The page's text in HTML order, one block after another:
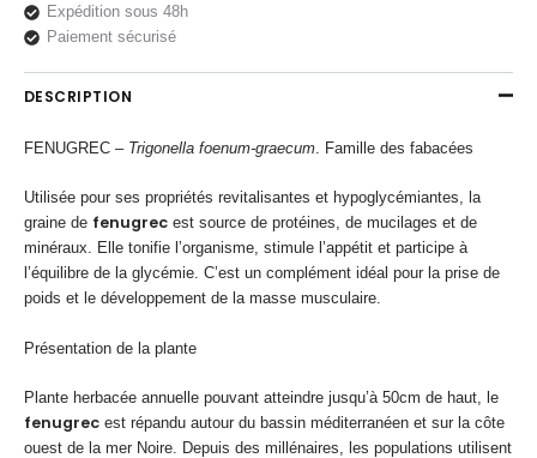
glycémie
chiens
Expédition sous 48h
Paiement sécurisé
DESCRIPTION
FENUGREC – Trigonella foenum-graecum. Famille des fabacées
Utilisée pour ses propriétés revitalisantes et hypoglycémiantes, la
graine de fenugrec est source de protéines, de mucilages et de
minéraux. Elle tonifie l’organisme, stimule l’appétit et participe à
l’équilibre de la glycémie. C’est un complément idéal pour la prise de
poids et le développement de la masse musculaire.
Présentation de la plante
Plante herbacée annuelle pouvant atteindre jusqu’à 50cm de haut, le
fenugrec est répandu autour du bassin méditerranéen et sur la côte
ouest de la mer Noire. Depuis des millénaires, les populations utilisent